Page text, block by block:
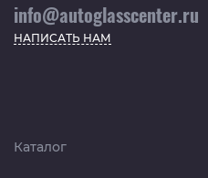
info@autoglasscenter.ru
НАПИСАТЬ НАМ
Каталог